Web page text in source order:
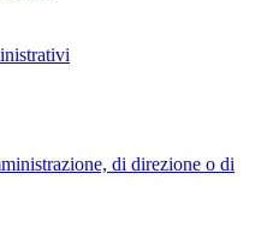
di direzione o di